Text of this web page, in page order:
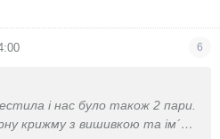
6
і нас було також 2 пари.
крижму з вишивкою та ім´ям